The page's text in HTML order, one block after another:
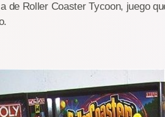
de Roller Coaster Tycoon, juego